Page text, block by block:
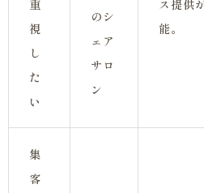
重
視
し
た
い
のシ
ェア
サロ
ン
ス提供
能。
集
客